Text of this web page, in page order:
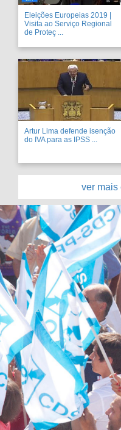
Eleições Europeias 2019 |
Visita ao Serviço Regional
de Proteç ...
Artur Lima defende isenção
do IVA para as IPSS ...
ver mais